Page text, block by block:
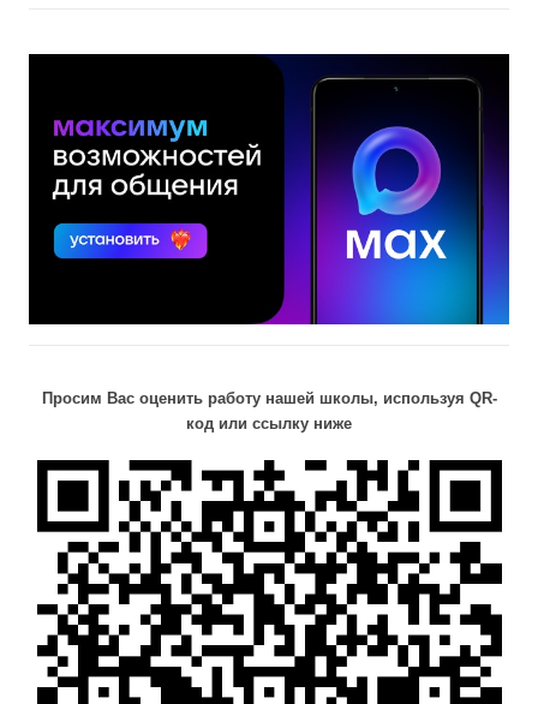
Просим Вас оценить работу нашей школы, используя QR-
код или ссылку ниже